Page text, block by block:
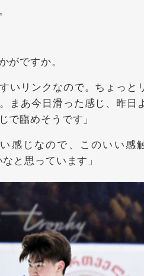
ですか。
いリンクなので。ちょっと
まあ今日滑った感じ、昨日
で臨めそうです」
感じなので、このいい感
と思っています」